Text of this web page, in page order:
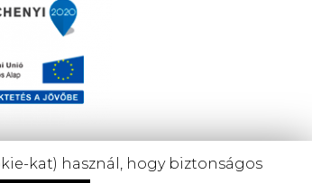
kat) használ, hogy biztonságos